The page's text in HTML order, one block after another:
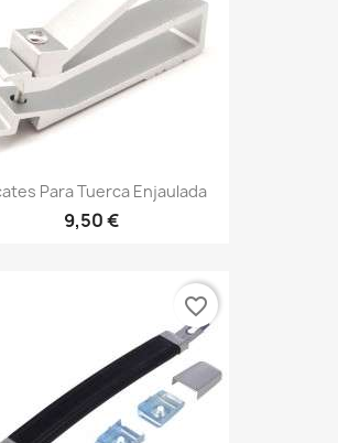
Para Tuerca Enjaulada
9,50 €
favorite_border